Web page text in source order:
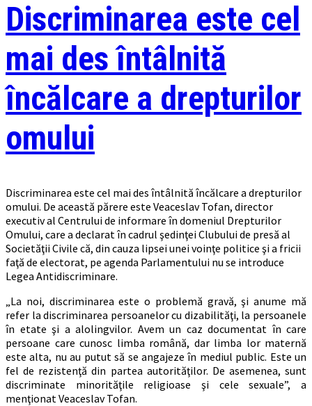
Discriminarea este cel
mai des întâlnită
încălcare a drepturilor
omului
Discriminarea este cel mai des întâlnită încălcare a drepturilor
omului. De această părere este Veaceslav Tofan, director
executiv al Centrului de informare în domeniul Drepturilor
Omului, care a declarat în cadrul şedinţei Clubului de presă al
Societăţii Civile că, din cauza lipsei unei voinţe politice şi a fricii
faţă de electorat, pe agenda Parlamentului nu se introduce
Legea Antidiscriminare.
„La noi, discriminarea este o problemă gravă, şi anume mă
refer la discriminarea persoanelor cu dizabilităţi, la persoanele
în etate şi a alolingvilor. Avem un caz documentat în care
persoane care cunosc limba română, dar limba lor maternă
este alta, nu au putut să se angajeze în mediul public. Este un
fel de rezistenţă din partea autorităţilor. De asemenea, sunt
discriminate minorităţile religioase şi cele sexuale”, a
menţionat Veaceslav Tofan.